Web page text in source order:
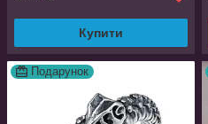
Купити
Подарунок